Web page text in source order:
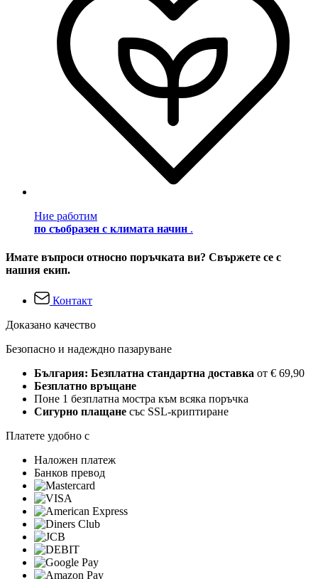
Ние работим
по съобразен с климата начин .
Имате въпроси относно поръчката ви? Свържете се с
нашия екип.
Контакт
Доказано качество
Безопасно и надеждно пазаруване
България: Безплатна стандартна доставка от € 69,90
Безплатно връщане
Поне 1 безплатна мостра към всяка поръчка
Сигурно плащане със SSL-криптиране
Платете удобно с
Наложен платеж
Банков превод